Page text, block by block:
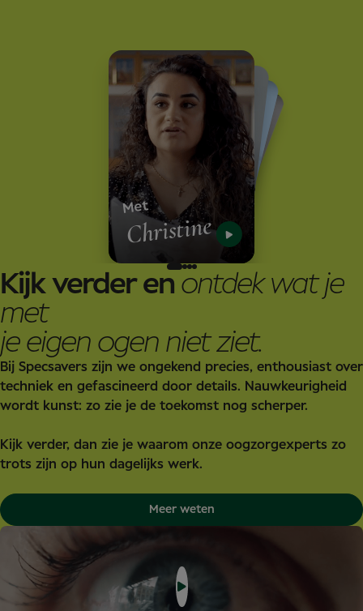
Met
Christine
Met
Bas
Met
Sophie
Met
Sasan
Kijk verder en ontdek wat je
met
je eigen ogen niet ziet.
Bij Specsavers zijn we ongekend precies, enthousiast over
techniek en gefascineerd door details. Nauwkeurigheid
wordt kunst: zo zie je de toekomst nog scherper.
Kijk verder, dan zie je waarom onze oogzorgexperts zo
trots zijn op hun dagelijks werk.
Meer weten